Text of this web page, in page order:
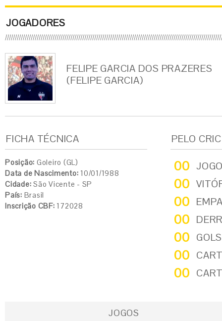
JOGADORES
FELIPE GARCIA DOS PRAZERES
(FELIPE GARCIA)
FICHA TÉCNICA
Posição: Goleiro (GL)
Data de Nascimento: 10/01/1988
Cidade: São Vicente - SP
País: Brasil
Inscrição CBF: 172028
PELO
00
00
00
00
00
00
00
JOGOS